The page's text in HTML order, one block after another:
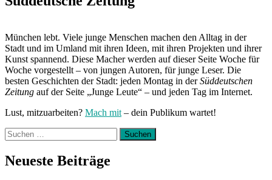
München lebt. Viele junge Menschen machen den Alltag in der
Stadt und im Umland mit ihren Ideen, mit ihren Projekten und ihrer
Kunst spannend. Diese Macher werden auf dieser Seite Woche für
Woche vorgestellt – von jungen Autoren, für junge Leser. Die
besten Geschichten der Stadt: jeden Montag in derSüddeutschen
Zeitung auf der Seite „Junge Leute“ – und jeden Tag im Internet.
Lust, mitzuarbeiten? Mach mit – dein Publikum wartet!
Suchen
nach:
Neueste Beiträge